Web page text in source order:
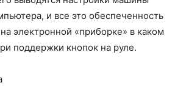
и все это обеспеченность
электронной «приборке» в каком
поддержки кнопок на руле.